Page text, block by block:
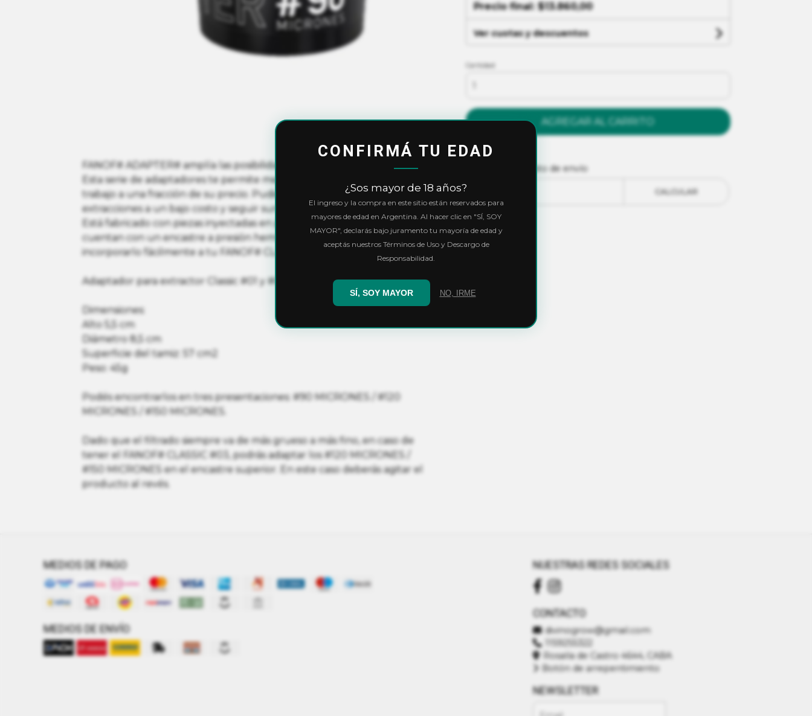
FANOF# ADAPTER# amplía las posibilidades de tu FANOF# CLASSIC.
Esta serie de adaptadores te permite mejorar tus herramientas de
trabajo a una fracción de su precio. Pudiendo así profesionalizar tus
extracciones a un bajo costo y seguir sumando cada día más calidad.
Está fabricado con piezas inyectadas en poliestireno, las mismas
cuentan con un encastre a presión hembra/macho, que permite
incorporarlo fácilmente a tu FANOF# CLASSIC.
Adaptador para extractor Classic #01 y #04.
Dimensiones:
Alto 5,5 cm
Diámetro 8,5 cm
Superficie del tamiz: 57 cm2
Peso: 45g
Podés encontrarlos en tres presentaciones: #90 MICRONES / #120
MICRONES / #150 MICRONES.
Dado que el filtrado siempre va de más grueso a más fino, en caso de
tener el FANOF# CLASSIC #03, podrás adaptar los #120 MICRONES /
#150 MICRONES en el encastre superior. En este caso deberás agitar el
producto al revés.
Precio final:$13.860,00
Ver cuotas y descuentos
Cantidad
AGREGAR AL CARRITO
Calculá el costo de envío
CALCULAR
MEDIOS DE PAGO
MEDIOS DE ENVÍO
NUESTRAS REDES SOCIALES
CONTACTO
divinogrow@gmail.com
1159255322
Rosalía de Castro 4644, CABA
Botón de arrepentimiento
NEWSLETTER
CONFIRMÁ TU EDAD
¿Sos mayor de 18 años?
El ingreso y la compra en este sitio están reservados para
mayores de edad en Argentina. Al hacer clic en "SÍ, SOY
MAYOR", declarás bajo juramento tu mayoría de edad y
aceptás nuestros Términos de Uso y Descargo de
Responsabilidad.
SÍ, SOY MAYOR NO, IRME